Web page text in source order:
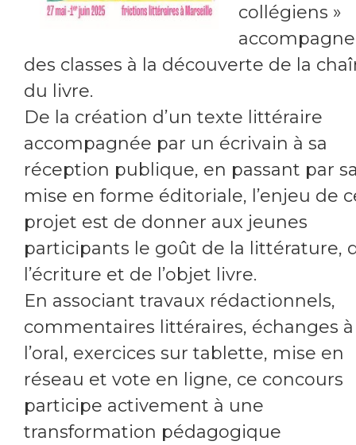
collégiens »
accompagne
des classes à la découverte de la
du livre.
De la création d’un texte littéraire
accompagnée par un écrivain à sa
réception publique, en passant par
mise en forme éditoriale, l’enjeu de
projet est de donner aux jeunes
participants le goût de la littérature,
l’écriture et de l’objet livre.
En associant travaux rédactionnels,
commentaires littéraires, échanges à
l’oral, exercices sur tablette, mise en
réseau et vote en ligne, ce concours
participe activement à une
transformation pédagogique